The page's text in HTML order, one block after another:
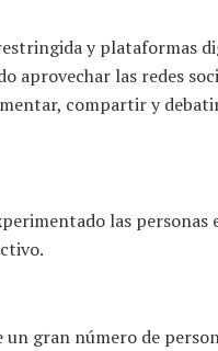
y plataformas
aprovechar las redes
compartir y
las personas
gran número de